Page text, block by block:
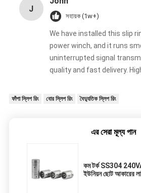
J
সহায়ক (1w+)
We have installed this slip
power winch, and it runs
uninterrupted signal
quality and fast delivery.
ফাঁপা স্লিপ রিং বোর স্লিপ রিং বৈদ্যুতিক স্লিপ রিং
এর সেরা মূল্য পান
কম টর্ক SS304
ইউনিয়ন ছোট আকারের